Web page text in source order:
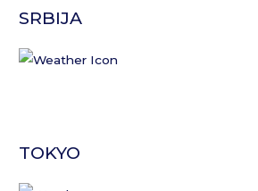
SRBIJA
TOKYO